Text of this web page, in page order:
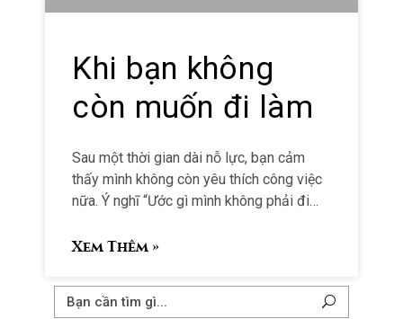
Khi bạn không
còn muốn đi làm
Sau một thời gian dài nỗ lực, bạn cảm
thấy mình không còn yêu thích công việc
nữa. Ý nghĩ “Ước gì mình không phải đi
mỗi sáng.
Xem Thêm »